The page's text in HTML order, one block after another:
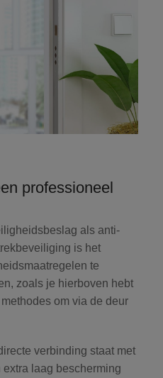
professioneel
als anti-
is het
te
zoals je hierboven hebt
om via de deur
verbinding staat met
extra laag bescherming